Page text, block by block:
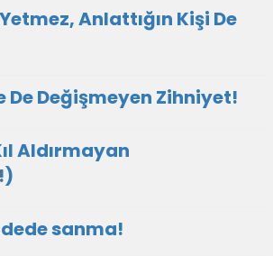
Anlattığın Kişi De
De Değişmeyen Zihniyet!
Aldırmayan
dede sanma!